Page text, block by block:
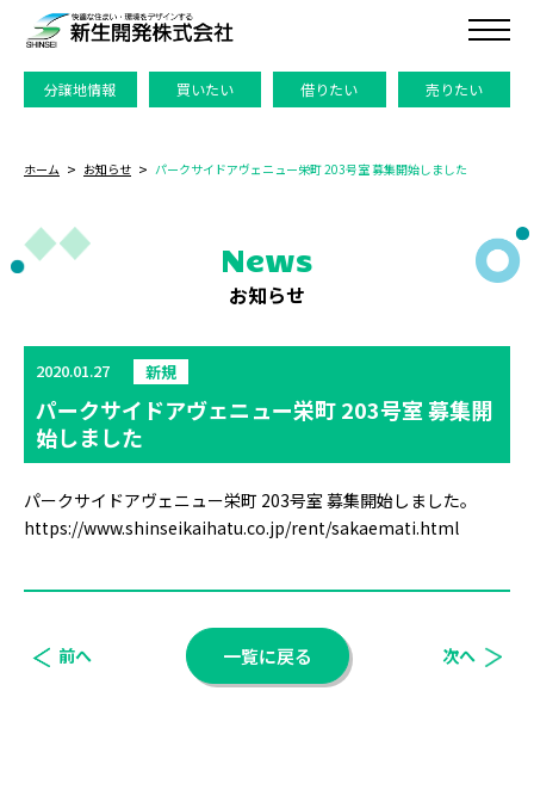
分譲地情報 買いたい 借りたい 売りたい
ホーム お知らせ パークサイドアヴェニュー栄町 203号室 募集開始しました
News
お知らせ
2020.01.27 新規
パークサイドアヴェニュー栄町 203号室 募集開
始しました
パークサイドアヴェニュー栄町 203号室 募集開始しました。
https://www.shinseikaihatu.co.jp/rent/sakaemati.html
前へ 一覧に戻る 次へ